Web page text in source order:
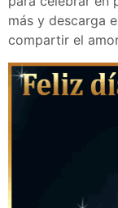
más y descarga
compartir el